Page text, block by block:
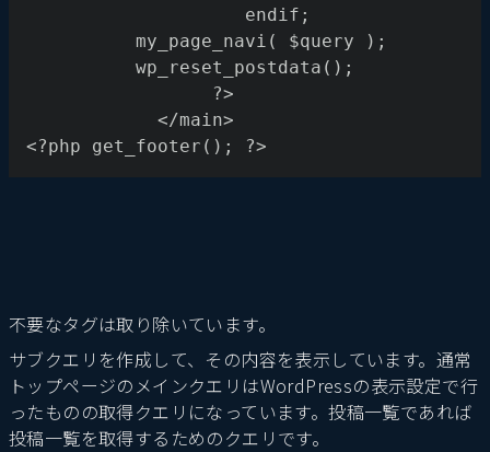
				 	endif;
          my_page_navi( $query );
          wp_reset_postdata();
				 ?>
			</main>
<?php get_footer(); ?>
不要なタグは取り除いています。
サブクエリを作成して、その内容を表示しています。通常
トップページのメインクエリはWordPressの表示設定で行
ったものの取得クエリになっています。投稿一覧であれば
投稿一覧を取得するためのクエリです。